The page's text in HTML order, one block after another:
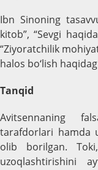
Ibn Sinoning
kitob”, “Sevgi
“Ziyoratchilik
halos bo‘lish
Tanqid
Avitsennaning
tarafdorlari hamda
olib borilgan.
uzoqlashtirishini